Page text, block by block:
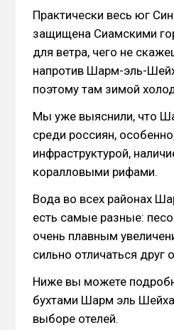
Практически весь юг
защищена Сиамскими
для ветра, чего не
напротив Шарм-эль-
поэтому там зимой
Мы уже выяснили, что
среди россиян,
инфраструктурой,
коралловыми рифами.
Вода во всех районах
есть самые разные:
очень плавным
сильно отличаться друг
Ниже вы можете
бухтами Шарм эль
выборе отелей.